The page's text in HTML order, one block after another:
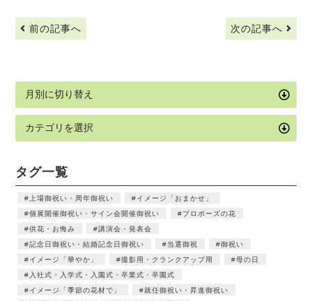
前の記事へ 次の記事へ
タグ一覧
上場御祝い・周年御祝い
イメージ「おまかせ」
個展開催御祝い・サイン会開催御祝い
プロポーズの花
供花・お悔み
講演会・発表会
記念日御祝い・結婚記念日御祝い
当選御祝
御祝い
イメージ「華やか」
撮影用・クランクアップ用
母の日
入社式・入学式・入園式・卒業式・卒園式
イメージ「季節の花材で」
就任御祝い・昇進御祝い